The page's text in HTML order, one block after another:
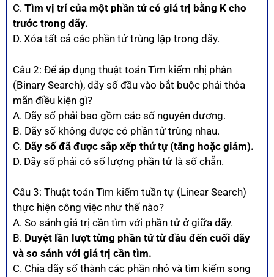
C. Tìm vị trí của một phần tử có giá trị bằng K cho
trước trong dãy.
D. Xóa tất cả các phần tử trùng lặp trong dãy.
Câu 2: Để áp dụng thuật toán Tìm kiếm nhị phân
(Binary Search), dãy số đầu vào bắt buộc phải thỏa
mãn điều kiện gì?
A. Dãy số phải bao gồm các số nguyên dương.
B. Dãy số không được có phần tử trùng nhau.
C. Dãy số đã được sắp xếp thứ tự (tăng hoặc giảm).
D. Dãy số phải có số lượng phần tử là số chẵn.
Câu 3: Thuật toán Tìm kiếm tuần tự (Linear Search)
thực hiện công việc như thế nào?
A. So sánh giá trị cần tìm với phần tử ở giữa dãy.
B. Duyệt lần lượt từng phần tử từ đầu đến cuối dãy
và so sánh với giá trị cần tìm.
C. Chia dãy số thành các phần nhỏ và tìm kiếm song